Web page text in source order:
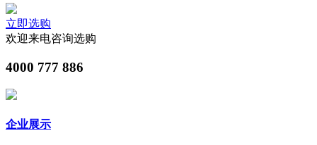
立即选购
欢迎来电咨询选购
4000 777 886
企业展示